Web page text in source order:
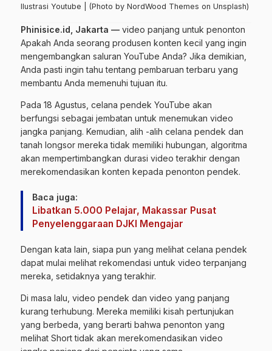
Ilustrasi Youtube | (Photo by NordWood Themes on Unsplash)
Phinisice.id, Jakarta — video panjang untuk penonton
Apakah Anda seorang produsen konten kecil yang ingin
mengembangkan saluran YouTube Anda? Jika demikian,
Anda pasti ingin tahu tentang pembaruan terbaru yang
membantu Anda memenuhi tujuan itu.
Pada 18 Agustus, celana pendek YouTube akan
berfungsi sebagai jembatan untuk menemukan video
jangka panjang. Kemudian, alih -alih celana pendek dan
tanah longsor mereka tidak memiliki hubungan, algoritma
akan mempertimbangkan durasi video terakhir dengan
merekomendasikan konten kepada penonton pendek.
Baca juga:
Libatkan 5.000 Pelajar, Makassar Pusat
Penyelenggaraan DJKI Mengajar
Dengan kata lain, siapa pun yang melihat celana pendek
dapat mulai melihat rekomendasi untuk video terpanjang
mereka, setidaknya yang terakhir.
Di masa lalu, video pendek dan video yang panjang
kurang terhubung. Mereka memiliki kisah pertunjukan
yang berbeda, yang berarti bahwa penonton yang
melihat Short tidak akan merekomendasikan video